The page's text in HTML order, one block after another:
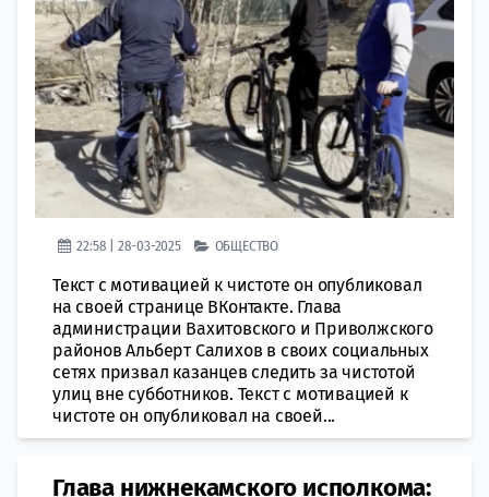
22:58 | 28-03-2025 ОБЩЕСТВО
Текст с мотивацией к чистоте он опубликовал
на своей странице ВКонтакте. Глава
администрации Вахитовского и Приволжского
районов Альберт Салихов в своих социальных
сетях призвал казанцев следить за чистотой
улиц вне субботников. Текст с мотивацией к
чистоте он опубликовал на своей...
Глава нижнекамского исполкома: